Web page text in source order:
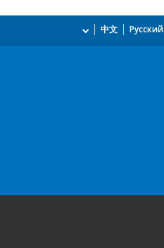
Русский
中文